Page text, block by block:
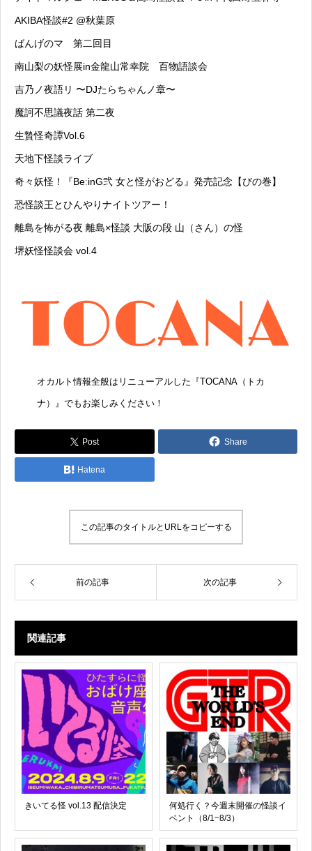
AKIBA怪談#2 @秋葉原
ばんげのマ 第二回目
南山梨の妖怪展in金龍山常幸院 百物語談会
吉乃ノ夜語リ 〜DJたらちゃんノ章〜
魔訶不思議夜話 第二夜
生贄怪奇譚Vol.6
天地下怪談ライブ
奇々妖怪！『BeːinG弐 女と怪がおどる』発売記念【びの巻】
恐怪談王とひんやりナイトツアー！
離島を怖がる夜 離島×怪談 大阪の段 山（さん）の怪
堺妖怪怪談会 vol.4
オカルト情報全般はリニューアルした『TOCANA（トカ
ナ） 』でもお楽しみください！
Post Share
Hatena
この記事のタイトルとURLをコピーする
前の記事 次の記事
関連記事
きいてる怪 vol.13 配信決定
何処行く？今週末開催の怪談イ
ベント（8/1~8/3）